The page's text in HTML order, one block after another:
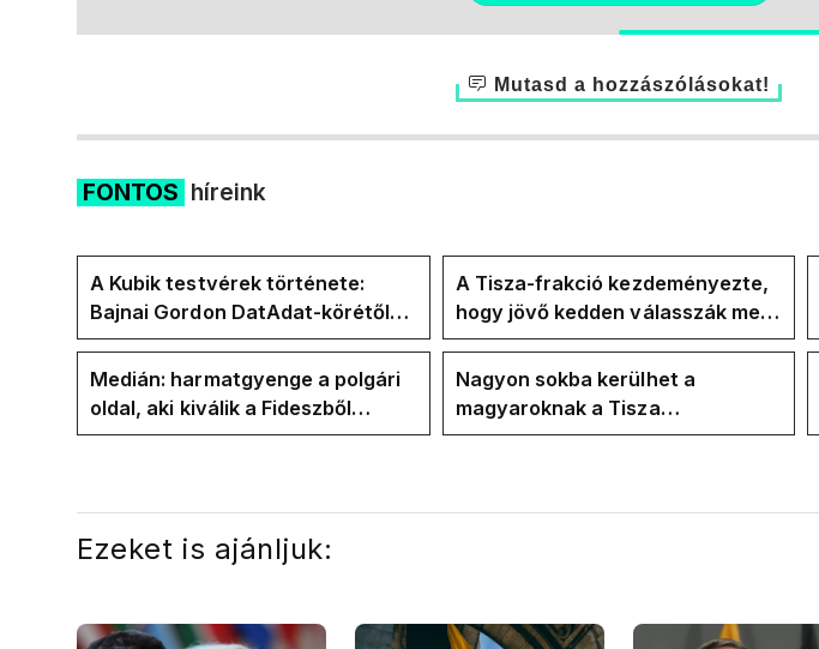
Mutasd a hozzászólásokat!
FONTOS híreink
A Kubik testvérek története:
Bajnai Gordon DatAdat-körétől
az ECDA-n át Magyar Péter
közvetlen stábjáig
A Tisza-frakció kezdeményezte,
hogy jövő kedden válasszák meg
az új köztársasági elnököt
Medián: harmatgyenge a polgári
oldal, aki kiválik a Fideszből
elbúcsúzhat 2030-ban
Nagyon sokba kerülhet a
magyaroknak a Tisza
felkészületlensége
Ezeket is ajánljuk: